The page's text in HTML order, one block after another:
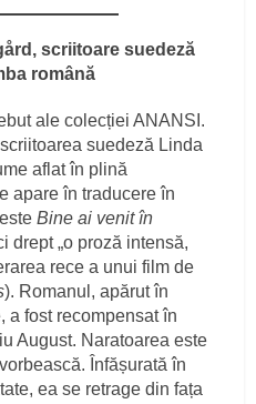
scriitoare suedeză
română
ale colecției ANANSI.
suedeză Linda
aflat în plină
apare în traducere în
Bine ai venit în
drept „o proză intensă,
rece a unui film de
). Romanul, apărut în
a fost recompensat în
August. Naratoarea este
Înfășurată în
ea se retrage din fața